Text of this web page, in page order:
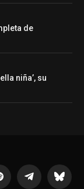
de
niña’, su
Telegrama